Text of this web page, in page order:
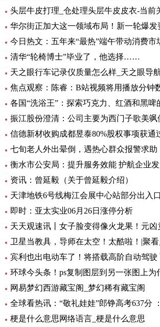
头层牛皮打理_仓处理头层牛皮皮衣-当前
华尔街正加大这一领域布局！新一轮爆发
清华“轮椅博士”毕业了，他选择……
天之眼行车记录仪质量怎么样_天之眼导
各国“洗浴王”：探索巧克力、红酒和黑啤
七旬老人外出晕倒，遇热心群众报警求助
衡水市公安局：提升服务效能 护航企业
资讯：曾延毅（关于曾延毅介绍）
天津地铁6号线梅江会展中心站部分出入
即时：亚太实业06月26日涨停分析
卫星当教具，导师在太空！太酷啦！|聚看
网易梦幻西游藏宝阁_梦幻稀有藏宝阁
梗是什么意思网络语言_梗是什么意思